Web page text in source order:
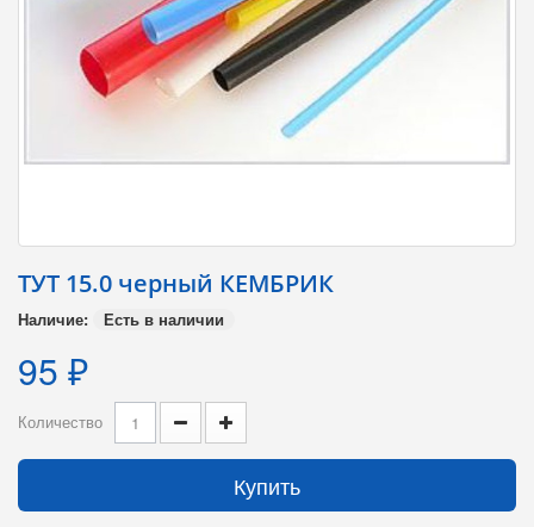
ТУТ 15.0 чеpный КЕМБРИК
Наличие: Есть в наличии
95 ₽
Количество
Купить